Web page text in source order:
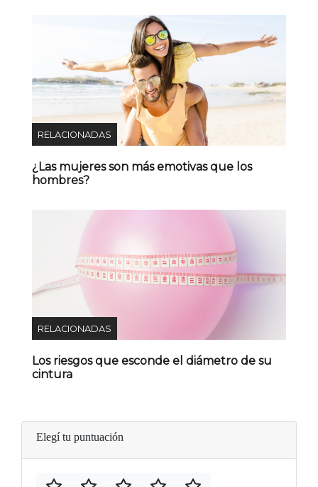
RELACIONADAS
¿Las mujeres son más emotivas que los
hombres?
RELACIONADAS
Los riesgos que esconde el diámetro de su
cintura
Elegí tu puntuación